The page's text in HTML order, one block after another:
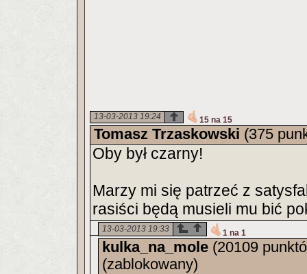
13-03-2013 19:24 15 na 15
Tomasz Trzaskowski (375
Oby był czarny!
Marzy mi się patrzeć z
rasiści będą musieli mu bić
13-03-2013 19:33 1 na 1
kulka_na_mole (20109
(zablokowany)